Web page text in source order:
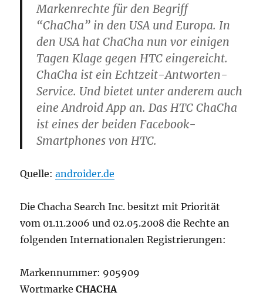
Markenrechte für den Begriff
“ChaCha” in den USA und Europa. In
den USA hat ChaCha nun vor einigen
Tagen Klage gegen HTC eingereicht.
ChaCha ist ein Echtzeit-Antworten-
Service. Und bietet unter anderem auch
eine Android App an. Das HTC ChaCha
ist eines der beiden Facebook-
Smartphones von HTC.
Quelle:androider.de
Die Chacha Search Inc. besitzt mit Priorität
vom 01.11.2006 und 02.05.2008 die Rechte an
folgenden Internationalen Registrierungen:
Markennummer: 905909
WortmarkeCHACHA